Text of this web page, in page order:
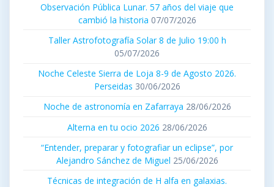
Observación Pública Lunar. 57 años del viaje que
cambió la historia 07/07/2026
Taller Astrofotografía Solar 8 de Julio 19:00 h
05/07/2026
Noche Celeste Sierra de Loja 8-9 de Agosto 2026.
Perseidas 30/06/2026
Noche de astronomía en Zafarraya 28/06/2026
Alterna en tu ocio 2026 28/06/2026
“Entender, preparar y fotografiar un eclipse”, por
Alejandro Sánchez de Miguel 25/06/2026
Técnicas de integración de H alfa en galaxias.